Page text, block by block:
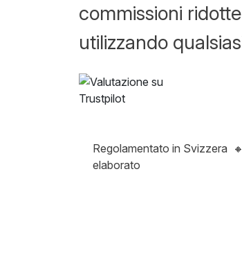
commissioni
utilizzando
Regolamentato in Svizzera 🔸
elaborato